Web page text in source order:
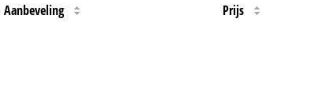
Aanbeveling Prijs